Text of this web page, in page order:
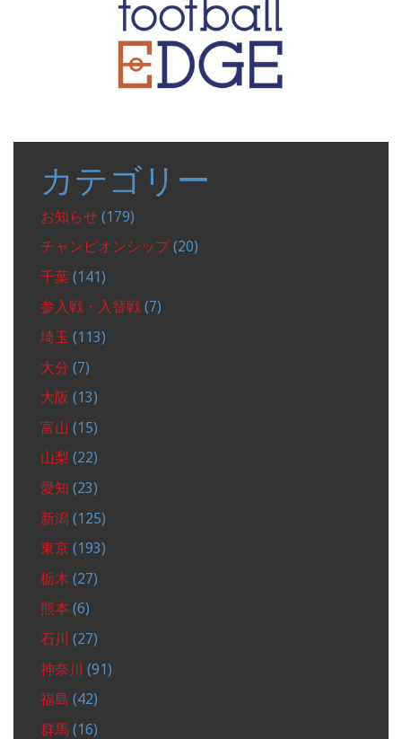
カテゴリー
お知らせ (179)
チャンピオンシップ(20)
千葉 (141)
参入戦・入替戦 (7)
埼玉 (113)
大分 (7)
大阪 (13)
富山 (15)
山梨 (22)
愛知 (23)
新潟 (125)
東京 (193)
栃木 (27)
熊本 (6)
石川 (27)
神奈川 (91)
福島 (42)
群馬 (16)